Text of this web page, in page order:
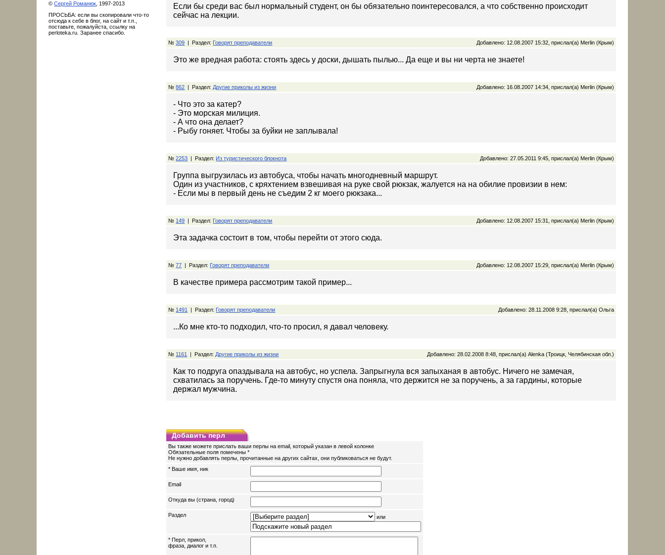
©Сергей Романюк , 1997-2013
ПРОСЬБА: если вы скопировали что-то
отсюда к себе в блог, на сайт и т.п.,
поставьте, пожалуйста, ссылку на
perloteka.ru. Заранее спасибо.
Если бы среди вас был нормальный студент, он бы обязательно поинтересовался, а что собственно происходит
сейчас на лекции.
№309 | Раздел: Говорят преподаватели Добавлено: 12.08.2007 15:32, прислал(а) Merlin (Крым)
Это же вредная работа: стоять здесь у доски, дышать пылью... Да еще и вы ни черта не знаете!
№862 | Раздел: Другие приколы из жизни Добавлено: 16.08.2007 14:34, прислал(а) Merlin (Крым)
- Что это за катер?
- Это морская милиция.
- А что она делает?
- Рыбу гоняет. Чтобы за буйки не заплывала!
№2253 | Раздел: Из туристического блокнота Добавлено: 27.05.2011 9:45, прислал(а) Merlin (Крым)
Группа выгрузилась из автобуса, чтобы начать многодневный маршрут.
Один из участников, с кряхтением взвешивая на руке свой рюкзак, жалуется на на обилие провизии в нем:
- Если мы в первый день не съедим 2 кг моего рюкзака...
№ 149 | Раздел: Говорят преподаватели Добавлено: 12.08.2007 15:31, прислал(а) Merlin (Крым)
Эта задачка состоит в том, чтобы перейти от этого сюда.
№77 | Раздел: Говорят преподаватели Добавлено: 12.08.2007 15:29, прислал(а) Merlin (Крым)
В качестве примера рассмотрим такой пример...
№ 1491 | Раздел: Говорят преподаватели Добавлено: 28.11.2008 9:28, прислал(а) Ольга
...Ко мне кто-то подходил, что-то просил, я давал человеку.
№ 1161 | Раздел: Другие приколы из жизни Добавлено: 28.02.2008 8:48, прислал(а) Alenka (Троицк, Челябинская обл.)
Как то подруга опаздывала на автобус, но успела. Запрыгнула вся запыханая в автобус. Ничего не замечая,
схватилась за поручень. Где-то минуту спустя она поняла, что держится не за поручень, а за гардины, которые
держал мужчина.
Добавить перл
Вы также можете прислать ваши перлы на email, который указан в левой колонке
Обязательные поля помечены *
Не нужно добавлять перлы, прочитанные на других сайтах, они публиковаться не будут.
* Ваше имя, ник
Email
Откуда вы (страна, город)
Раздел или
* Перл, прикол,
фраза, диалог и т.п.